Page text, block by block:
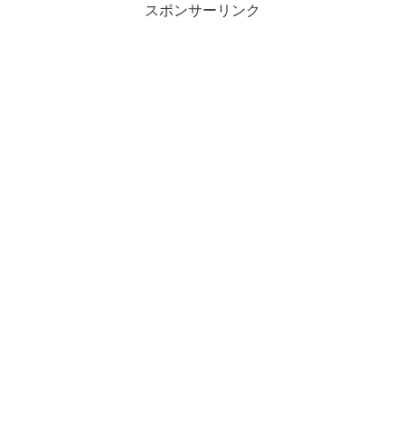
スポンサーリンク